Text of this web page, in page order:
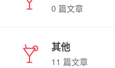
0 篇文章
其他
11 篇文章